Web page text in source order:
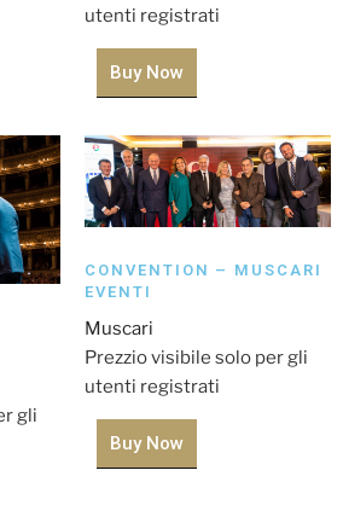
utenti registrati
Buy Now
gli
CONVENTION – MUSCARI
EVENTI
Muscari
Prezzio visibile solo per gli
utenti registrati
Buy Now